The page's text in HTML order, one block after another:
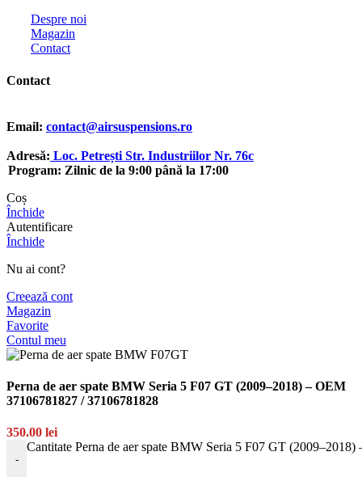
Despre noi
Magazin
Contact
Contact
Email: contact@airsuspensions.ro
Adresă: Loc. Petrești Str. Industriilor Nr. 76c
Program: Zilnic de la 9:00 până la 17:00
Coș
Închide
Autentificare
Închide
Nu ai cont?
Creează cont
Magazin
Favorite
Contul meu
Perna de aer spate BMW Seria 5 F07 GT (2009–2018) – OEM
37106781827 / 37106781828
350.00 lei
-
Cantitate Perna de aer spate BMW Seria 5 F07 GT